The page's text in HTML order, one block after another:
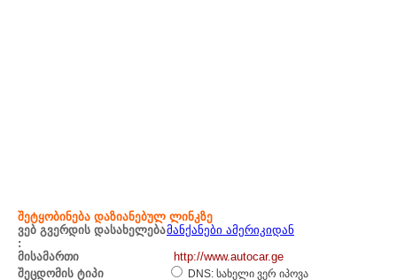
შეტყობინება დაზიანებულ ლინკზე
ვებ გვერდის დასახელება
:
მანქანები ამერიკიდან
მისამართი
http://www.autocar.ge
შეცდომის ტიპი
DNS: სახელი ვერ იპოვა